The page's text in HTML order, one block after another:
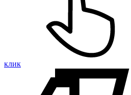
клик